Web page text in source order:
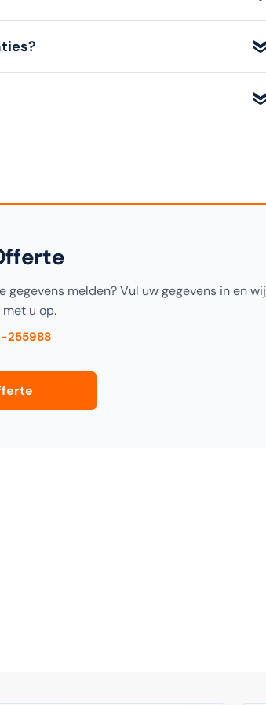
Bekijk onze retourvoorwaarden voor alle
bovenaan.
melden? Vul uw gegevens in en wij
u op.
255988